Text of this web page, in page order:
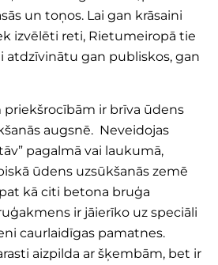
un toņos. Lai gan krāsaini
izvēlēti reti, Rietumeiropā tie
atdzīvinātu gan publiskos, gan
priekšrocībām ir brīva ūdens
augsnē. Neveidojas
pagalmā vai laukumā,
ūdens uzsūkšanās zemē
kā citi betona bruģa
ir jāierīko uz speciāli
caurlaidīgas pamatnes.
aizpilda ar šķembām, bet ir